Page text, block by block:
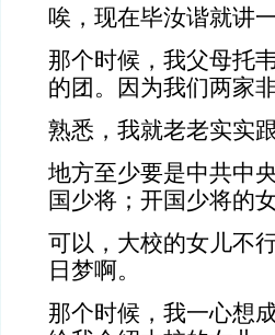
唉，现在毕汝谐就讲
那个时候，我父母托
的团。因为我们两家
熟悉，我就老老实实
地方至少要是中共中
国少将；开国少将的
可以，大校的女儿不
日梦啊。
那个时候，我一心想